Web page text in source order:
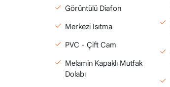
Görüntülü Diafon
Merkezi Isıtma
PVC - Çift Cam
Melamin Kapaklı Mutfak
Dolabı